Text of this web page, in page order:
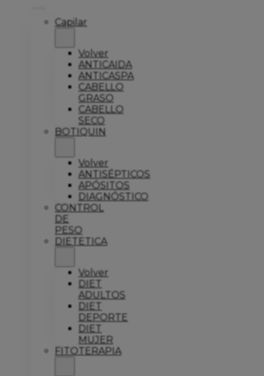
Capilar
Volver
ANTICAIDA
ANTICASPA
CABELLO
GRASO
CABELLO
SECO
BOTIQUIN
Volver
ANTISÉPTICOS
APÓSITOS
DIAGNÓSTICO
CONTROL
DE
PESO
DIETETICA
Volver
DIET
ADULTOS
DIET
DEPORTE
DIET
MUJER
FITOTERAPIA